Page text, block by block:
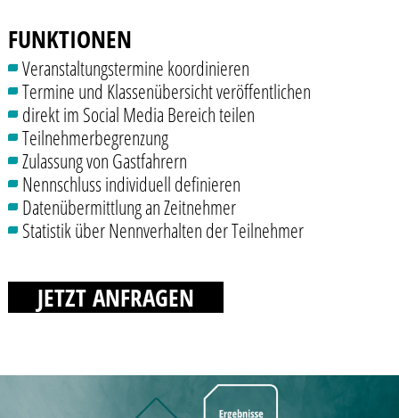
FUNKTIONEN
Veranstaltungstermine koordinieren
Termine und Klassenübersicht veröffentlichen
direkt im Social Media Bereich teilen
Teilnehmerbegrenzung
Zulassung von Gastfahrern
Nennschluss individuell definieren
Datenübermittlung an Zeitnehmer
Statistik über Nennverhalten der Teilnehmer
JETZT ANFRAGEN